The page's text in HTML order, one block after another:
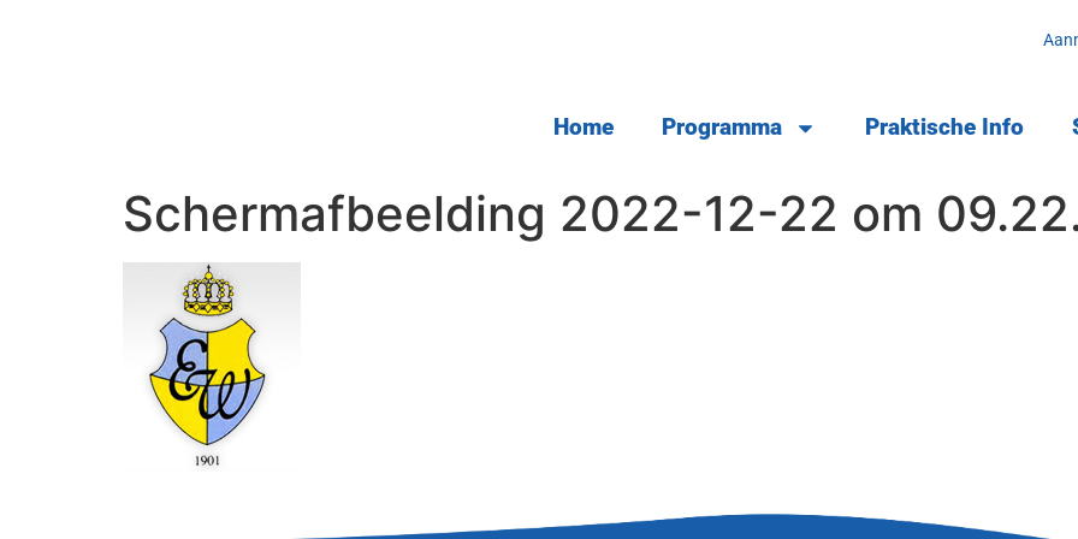
Home Programma Praktische Info
Schermafbeelding 2022-12-22 om